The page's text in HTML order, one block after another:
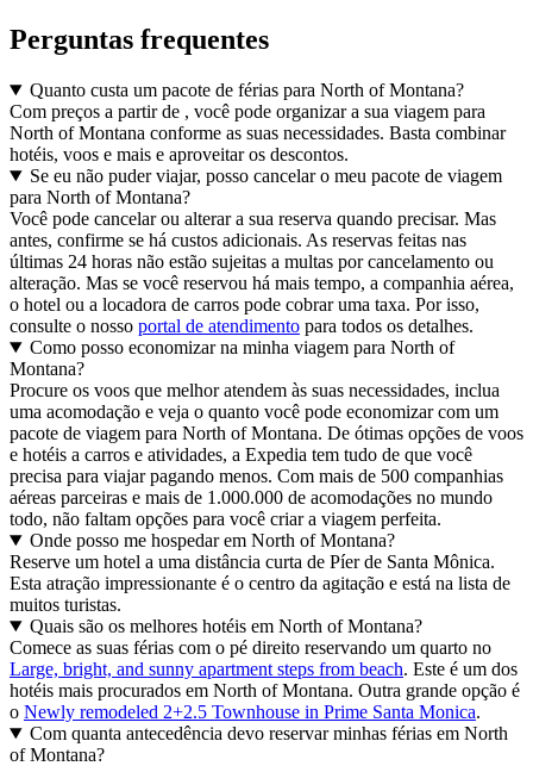
Perguntas frequentes
Quanto custa um pacote de férias para North of Montana?
Com preços a partir de , você pode organizar a sua viagem para
North of Montana conforme as suas necessidades. Basta combinar
hotéis, voos e mais e aproveitar os descontos.
Se eu não puder viajar, posso cancelar o meu pacote de viagem
para North of Montana?
Você pode cancelar ou alterar a sua reserva quando precisar. Mas
antes, confirme se há custos adicionais. As reservas feitas nas
últimas 24 horas não estão sujeitas a multas por cancelamento ou
alteração. Mas se você reservou há mais tempo, a companhia aérea,
o hotel ou a locadora de carros pode cobrar uma taxa. Por isso,
consulte o nosso portal de atendimento para todos os detalhes.
Como posso economizar na minha viagem para North of
Montana?
Procure os voos que melhor atendem às suas necessidades, inclua
uma acomodação e veja o quanto você pode economizar com um
pacote de viagem para North of Montana. De ótimas opções de voos
e hotéis a carros e atividades, a Expedia tem tudo de que você
precisa para viajar pagando menos. Com mais de 500 companhias
aéreas parceiras e mais de 1.000.000 de acomodações no mundo
todo, não faltam opções para você criar a viagem perfeita.
Onde posso me hospedar em North of Montana?
Reserve um hotel a uma distância curta de Píer de Santa Mônica.
Esta atração impressionante é o centro da agitação e está na lista de
muitos turistas.
Quais são os melhores hotéis em North of Montana?
Comece as suas férias com o pé direito reservando um quarto no
Large, bright, and sunny apartment steps from beach. Este é um dos
hotéis mais procurados em North of Montana. Outra grande opção é
o Newly remodeled 2+2.5 Townhouse in Prime Santa Monica.
Com quanta antecedência devo reservar minhas férias em North
of Montana?